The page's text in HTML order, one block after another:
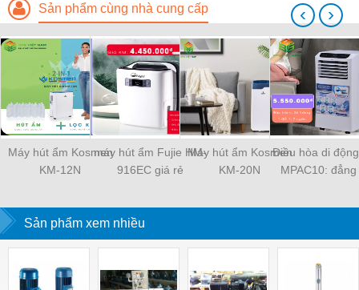
Sản phẩm cùng nhà cung cấp
Máy hút ẩm Kosmen
KM-12N
máy hút ẩm Fujie HM-
916EC giá rẻ
Máy hút ẩm Kosmen
KM-20N
Điều hòa di
MPAC10:
‹ ›
Sản phẩm xem nhiều